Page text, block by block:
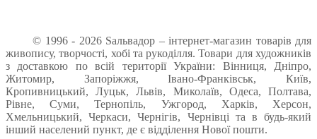
© 1996 - 2026 Sальвадор – інтернет-магазин товарів для
живопису, творчості, хобі та рукоділля. Товари для художників
з доставкою по всій території України: Вінниця, Дніпро,
Житомир, Запоріжжя, Івано-Франківськ, Київ,
Кропивницький, Луцьк, Львів, Миколаїв, Одеса, Полтава,
Рівне, Суми, Тернопіль, Ужгород, Харків, Херсон,
Хмельницький, Черкаси, Чернігів, Чернівці та в будь-який
інший населений пункт, де є відділення Нової пошти.